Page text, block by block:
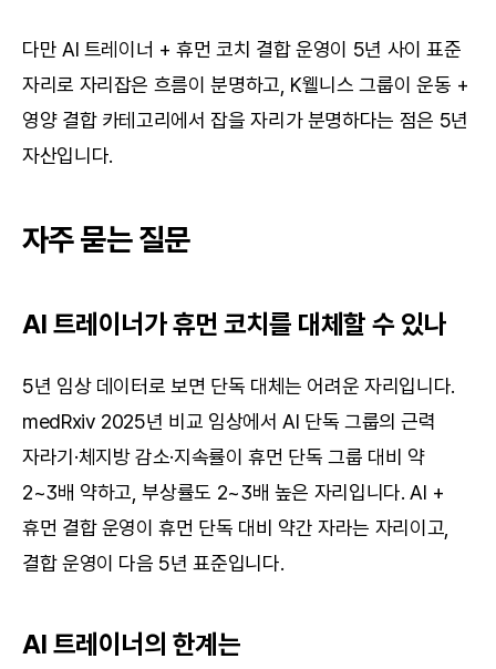
다만 AI 트레이너 + 휴먼 코치 결합 운영이 5년 사이 표준
자리로 자리잡은 흐름이 분명하고, K웰니스 그룹이 운동 +
영양 결합 카테고리에서 잡을 자리가 분명하다는 점은 5년
자산입니다.
자주 묻는 질문
AI 트레이너가 휴먼 코치를 대체할 수 있나
5년 임상 데이터로 보면 단독 대체는 어려운 자리입니다.
medRxiv 2025년 비교 임상에서 AI 단독 그룹의 근력
자라기·체지방 감소·지속률이 휴먼 단독 그룹 대비 약
2~3배 약하고, 부상률도 2~3배 높은 자리입니다. AI +
휴먼 결합 운영이 휴먼 단독 대비 약간 자라는 자리이고,
결합 운영이 다음 5년 표준입니다.
AI 트레이너의 한계는